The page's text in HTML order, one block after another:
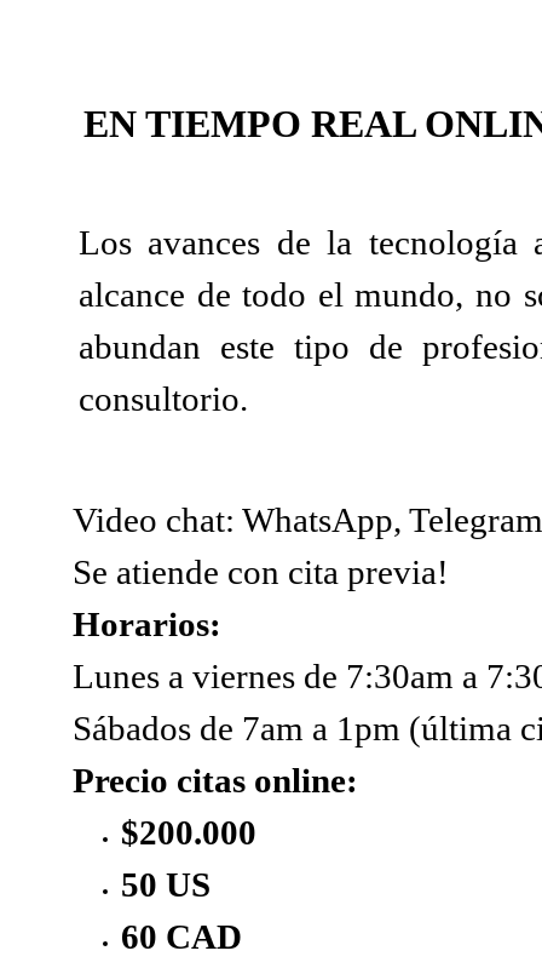
Los avances de la
alcance de todo el mundo, no
abundan este tipo de
consultorio.
EN TIEMPO REAL
Video chat: WhatsApp,
Se atiende con cita previa!
Horarios:
Lunes a viernes de 7:30am a
Sábados de 7am a 1pm (última
Precio citas online:
$200.000
50 US
60 CAD